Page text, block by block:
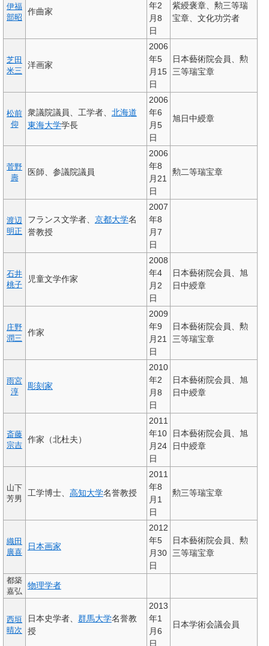
伊福
部昭
作曲家
年2
月8
日
紫綬褒章、勲三等瑞
宝章、文化功労者
芝田
米三
洋画家
2006
年5
月15
日
日本藝術院会員、勲
三等瑞宝章
松前
仰
衆議院議員、工学者、 北海道
東海大学学長
2006
年6
月5
日
旭日中綬章
菅野
壽
医師、参議院議員
2006
年8
月21
日
勲二等瑞宝章
渡辺
明正
フランス文学者、 京都大学名
誉教授
2007
年8
月7
日
石井
桃子
児童文学作家
2008
年4
月2
日
日本藝術院会員、旭
日中綬章
庄野
潤三
作家
2009
年9
月21
日
日本藝術院会員、勲
三等瑞宝章
雨宮
淳
彫刻家
2010
年2
月8
日
日本藝術院会員、旭
日中綬章
斎藤
宗吉
作家（北杜夫）
2011
年10
月24
日
日本藝術院会員、旭
日中綬章
山下
芳男
工学博士、 高知大学名誉教授
2011
年8
月1
日
勲三等瑞宝章
織田
廣喜
日本画家
2012
年5
月30
日
日本藝術院会員、勲
三等瑞宝章
都築
嘉弘
物理学者
西垣
晴次
日本史学者、 群馬大学名誉教
授
2013
年1
月6
日
日本学術会議会員